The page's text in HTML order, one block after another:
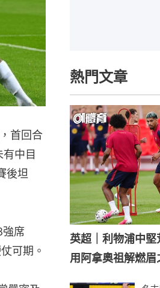
首回合
中目
後坦
強席
可期。
熱門文章
英超｜利物浦中
用阿拿奧祖解燃眉